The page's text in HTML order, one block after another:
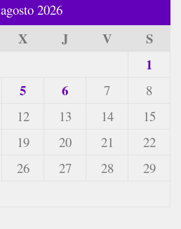
agosto 2026
X J V
S
1
5 6 7
8
12 13 14
15
19 20 21
22
26 27 28
29